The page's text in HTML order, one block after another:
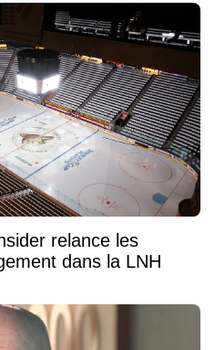
relance les
dans la LNH